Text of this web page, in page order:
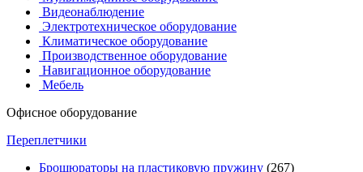
Видеонаблюдение
Электротехническое оборудование
Климатическое оборудование
Производственное оборудование
Навигационное оборудование
Мебель
Офисное оборудование
Переплетчики
Брошюраторы на пластиковую пружину (267)